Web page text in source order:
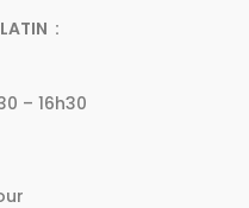
:
– 16h30